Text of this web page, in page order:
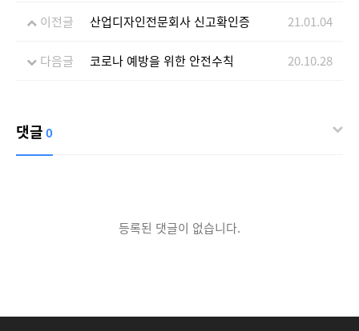
이전글 산업디자인전문회사 신고확인증 21.01.04
다음글 코로나 예방을 위한 안전수칙 20.10.28
댓글0
등록된 댓글이 없습니다.